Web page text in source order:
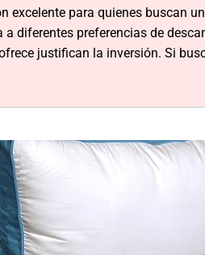
excelente para quienes buscan
diferentes preferencias de
justifican la inversión. Si